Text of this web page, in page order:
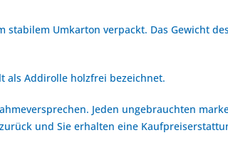
Umkarton verpackt. Das Gewicht
als Addirolle holzfrei bezeichnet.
Jeden ungebrauchten
und Sie erhalten eine